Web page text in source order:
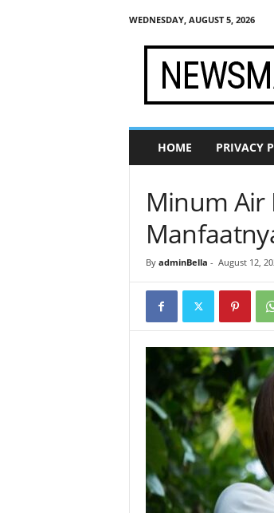
WEDNESDAY, AUGUST 5, 2026
HOME PRIVACY
Minum Air
By adminBella - August 12,